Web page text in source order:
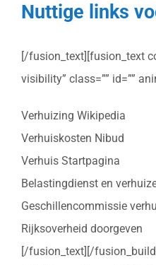
Nuttige links
[/fusion_text][fusion_text
visibility” class=”” id=””
Verhuizing Wikipedia
Verhuiskosten Nibud
Verhuis Startpagina
Belastingdienst en
Geschillencommissie
Rijksoverheid doorgeven
[/fusion_text][/